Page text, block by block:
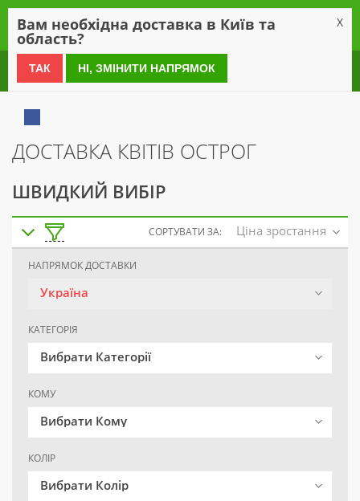
0 800 21 54 55
ДОСТАВКА КВІТІВ ОСТРОГ
ШВИДКИЙ ВИБІР
СОРТУВАТИ ЗА: Ціна зростання
НАПРЯМОК ДОСТАВКИ
Україна
КАТЕГОРІЯ
Вибрати Категорії
КОМУ
Вибрати Кому
КОЛІР
Вибрати Колір
Вам необхідна доставка в Київ та
область?
X
ТАК НІ, ЗМІНИТИ НАПРЯМОК